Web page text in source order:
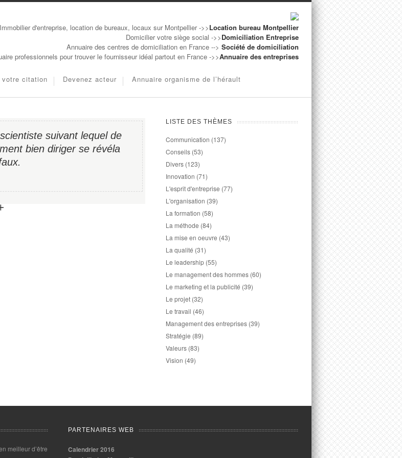
Immobilier d'entreprise, location de bureaux, locaux sur Montpellier ->>Location bureau Montpellier
Domicilier votre siège social ->>Domiciliation Entreprise
Annuaire des centres de domiciliation en France --> Société de domiciliation
professionnels pour trouver le fournisseur idéal partout en France ->>Annuaire des entreprises
votre citation Devenez acteur Annuaire organisme de l’hérault
suivant lequel de
bien diriger se révéla
LISTE DES THÈMES
Communication (137)
Conseils (53)
Divers (123)
Innovation (71)
L'esprit d'entreprise (77)
L'organisation (39)
La formation (58)
La méthode (84)
La mise en oeuvre (43)
La qualité (31)
Le leadership (55)
Le management des hommes (60)
Le marketing et la publicité (39)
Le projet (32)
Le travail (46)
Management des entreprises (39)
Stratégie (89)
Valeurs (83)
Vision (49)
meilleur d’être
PARTENAIRES WEB
Calendrier 2016